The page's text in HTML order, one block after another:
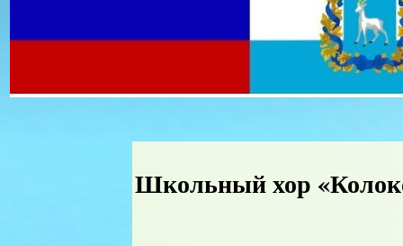
Школьный хор